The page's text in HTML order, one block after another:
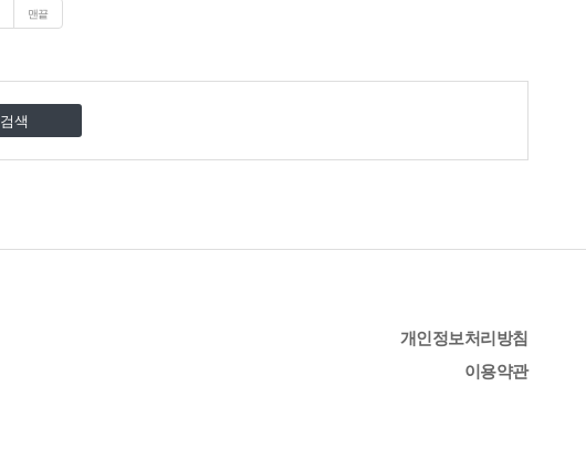
맨끝
개인정보처리방침
이용약관